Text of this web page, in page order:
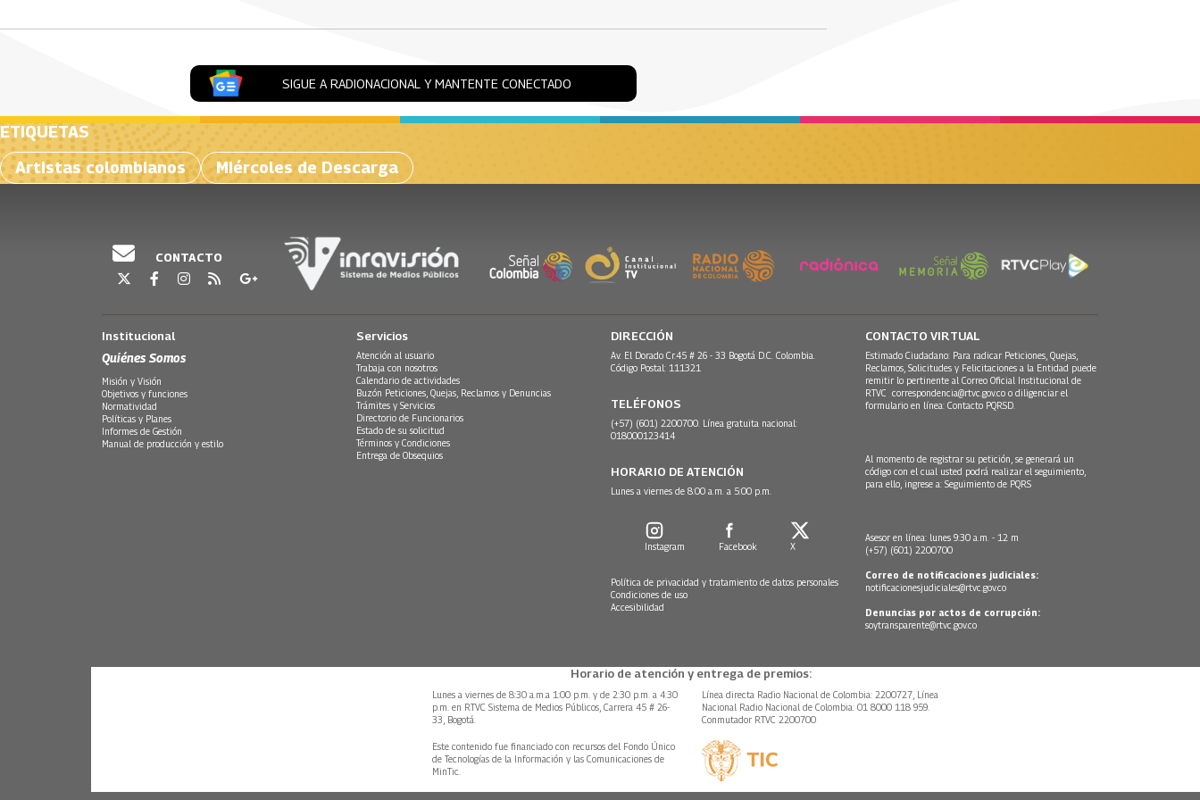
SIGUE A RADIONACIONAL Y MANTENTE CONECTADO
ETIQUETAS
Artistas colombianos
Miércoles de Descarga
CONTACTO
Institucional
Quiénes Somos
Misión y Visión
Objetivos y funciones
Normatividad
Políticas y Planes
Informes de Gestión
Manual de producción y estilo
Servicios
Atención al usuario
Trabaja con nosotros
Calendario de actividades
Buzón Peticiones, Quejas, Reclamos y Denuncias
Trámites y Servicios
Directorio de Funcionarios
Estado de su solicitud
Términos y Condiciones
Entrega de Obsequios
DIRECCIÓN
Av. El Dorado Cr.45 # 26 - 33 Bogotá D.C. Colombia.
Código Postal: 111321
TELÉFONOS
(+57) (601) 2200700. Línea gratuita nacional:
018000123414
HORARIO DE ATENCIÓN
Lunes a viernes de 8:00 a.m. a 5:00 p.m.
Instagram Facebook X
Política de privacidad y tratamiento de datos personales
Condiciones de uso
Accesibilidad
CONTACTO VIRTUAL
Estimado Ciudadano: Para radicar Peticiones, Quejas,
Reclamos, Solicitudes y Felicitaciones a la Entidad puede
remitir lo pertinente al Correo Oficial Institucional de
RTVC correspondencia@rtvc.gov.co o diligenciar el
formulario en línea: Contacto PQRSD.
Al momento de registrar su petición, se generará un
código con el cual usted podrá realizar el seguimiento,
para ello, ingrese a: Seguimiento de PQRS
Asesor en línea: lunes 9:30 a.m. - 12 m
(+57) (601) 2200700
Correo de notificaciones judiciales:
notificacionesjudiciales@rtvc.gov.co
Denuncias por actos de corrupción:
soytransparente@rtvc.gov.co
Horario de atención y entrega de premios:
Lunes a viernes de 8:30 a.m.a 1:00 p.m. y de 2:30 p.m. a 4:30
p.m. en RTVC Sistema de Medios Públicos, Carrera 45 # 26-
33, Bogotá.
Línea directa Radio Nacional de Colombia: 2200727, Línea
Nacional Radio Nacional de Colombia: 01 8000 118 959.
Conmutador RTVC 2200700
Este contenido fue financiado con recursos del Fondo Único
de Tecnologías de la Información y las Comunicaciones de
MinTic.